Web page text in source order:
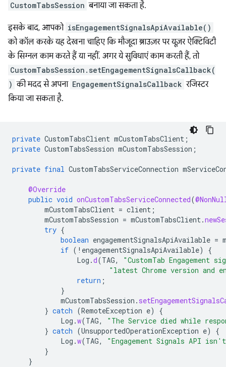
CustomTabsSession बनाया जा सकता है.
इसके बाद, आपको isEngagementSignalsApiAvailable()
को कॉल करके यह देखना चाहिए कि मौजूदा ब्राउज़र पर यूज़र ऐक्टिविटी
के सिग्नल काम करते हैं या नहीं. अगर ये सुविधाएं काम करती हैं, तो
CustomTabsSession.setEngagementSignalsCallback(
) की मदद से अपना EngagementSignalsCallback रजिस्टर
किया जा सकता है.
private CustomTabsClient mCustomTabsClient ;
private CustomTabsSession mCustomTabsSession ;
private final CustomTabsServiceConnection
@Override
public void onCustomTabsServiceConnected(
mCustomTabsClient = client ;
mCustomTabsSession = mCustomTabsClient.
try {
boolean engagementSignalsApiAvailable =
if ( ! engagementSignalsApiAvailable)
{
Log .d(TAG,
"CustomTab
"latest Chrome version and
return ;
}
mCustomTabsSession .
} catch (RemoteException e)
{
Log .w(TAG,
"The Service died while
} catch (UnsupportedOperationException e)
{
Log .w(TAG,
"Engagement Signals API
}
}